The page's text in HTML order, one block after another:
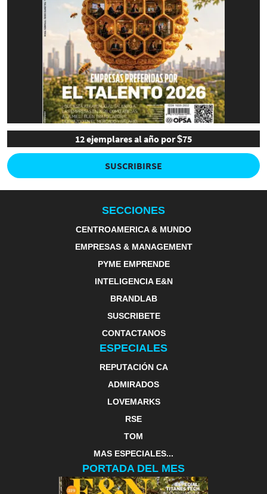
12 ejemplares al año por $75
SUSCRIBIRSE
SECCIONES
CENTROAMERICA & MUNDO
EMPRESAS & MANAGEMENT
PYME EMPRENDE
INTELIGENCIA E&N
BRANDLAB
SUSCRIBETE
CONTACTANOS
ESPECIALES
REPUTACIÓN CA
ADMIRADOS
LOVEMARKS
RSE
TOM
MAS ESPECIALES...
PORTADA DEL MES